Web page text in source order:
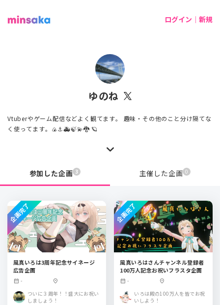
ログイン｜新規
ゆのね
Vtuberやゲーム配信などよく観てます。 趣味・その他のこと分け隔てな
く使ってます。🍙⚓🚑🍃💫🐉 🪐
参加した企画 3 主催した企画 0
風真いろは3周年記念サイネージ
広告企画
calendar_month - location_on
ついに３周年！！盛大にお祝い
しましょう！
企画完了
風真いろはさんチャンネル登録者
100万人記念お祝いフラスタ企画
calendar_month - location_on
いろは殿の100万人を皆でお祝
いしよう！
企画完了